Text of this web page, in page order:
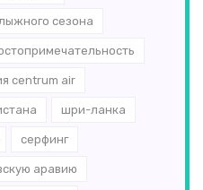
сезона
centrum air
шри-ланка
серфинг
аравию